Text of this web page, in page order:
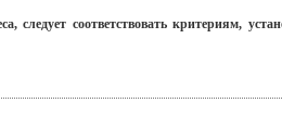
следует соответствовать критериям,